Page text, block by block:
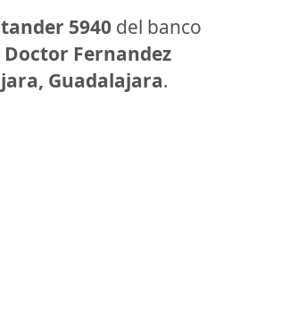
5940 del banco
Doctor Fernandez
Guadalajara.